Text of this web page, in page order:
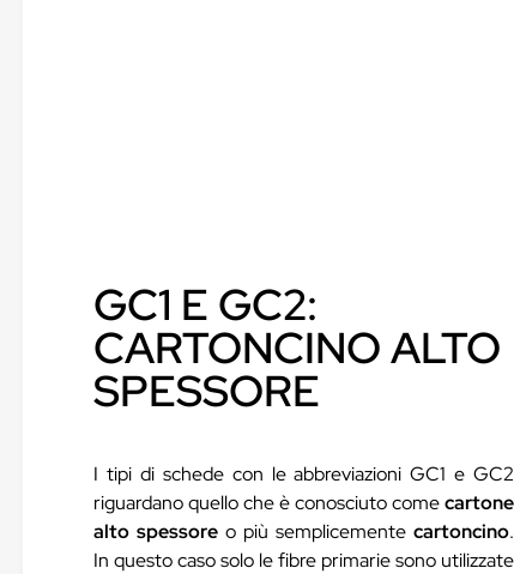
GC1 E GC2:
CARTONCINO ALTO
SPESSORE
I tipi di schede con le abbreviazioni GC1 e GC2
riguardano quello che è conosciuto comecartone
alto spessore o più semplicemente cartoncino.
In questo caso solo le fibre primarie sono utilizzate